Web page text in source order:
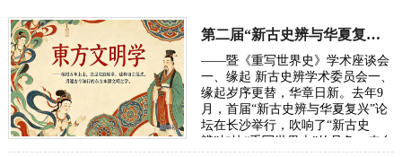
第二届“新古史辨与华夏复兴”学术研讨会定于10月长沙举行
——暨《重写世界史》学术座谈会
一、缘起 新古史辨学术委员会一、
缘起岁序更替，华章日新。去年9
月，首届“新古史辨与华夏复兴”论
坛在长沙举行，吹响了“新古史
辨”加快“重写世界史”的号角。来自